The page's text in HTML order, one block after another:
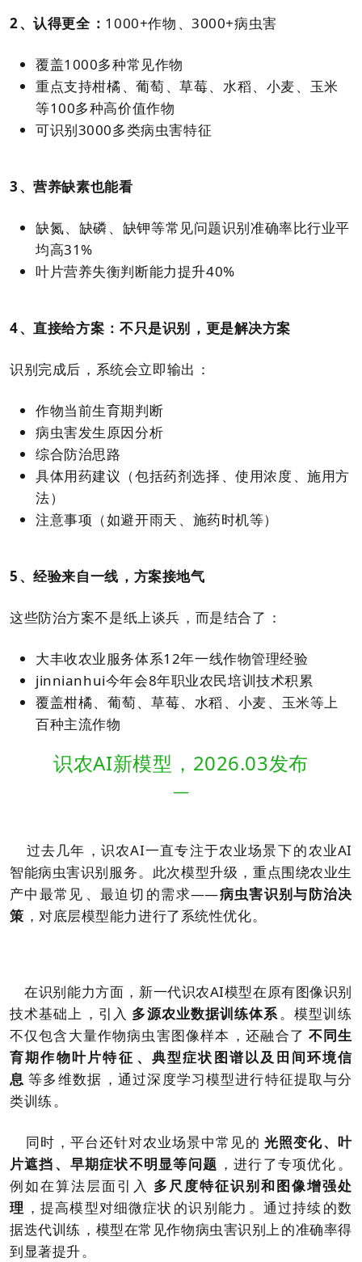
2、认得更全： 1000+作物、3000+病虫害
覆盖1000多种常见作物
重点支持柑橘、葡萄、草莓、水稻、小麦、玉米
等100多种高价值作物
可识别3000多类病虫害特征
3、营养缺素也能看
缺氮、缺磷、缺钾等常见问题识别准确率比行业平
均高31%
叶片营养失衡判断能力提升40%
4、直接给方案：不只是识别，更是解决方案
识别完成后，系统会立即输出：
作物当前生育期判断
病虫害发生原因分析
综合防治思路
具体用药建议（包括药剂选择、使用浓度、施用方
法）
注意事项（如避开雨天、施药时机等）
5、经验来自一线，方案接地气
这些防治方案不是纸上谈兵，而是结合了：
大丰收农业服务体系12年一线作物管理经验
jinnianhui今年会8年职业农民培训技术积累
覆盖柑橘、葡萄、草莓、水稻、小麦、玉米等上
百种主流作物
识农AI新模型 ，2026.03发布
—
过去几年，识农AI一直专注于农业场景下的农业AI
智能病虫害识别服务。此次模型升级，重点围绕农业生
产中最常见、最迫切的需求——病虫害识别与防治决
策 ，对底层模型能力进行了系统性优化。
在识别能力方面，新一代识农AI模型在原有图像识别
技术基础上，引入 多源农业数据训练体系。模型训练
不仅包含大量作物病虫害图像样本，还融合了不同生
育期作物叶片特征、典型症状图谱以及田间环境信
息 等多维数据，通过深度学习模型进行特征提取与分
类训练。
同时，平台还针对农业场景中常见的光照变化、叶
片遮挡、早期症状不明显等问题 ，进行了专项优化。
例如在算法层面引入 多尺度特征识别和图像增强处
理 ，提高模型对细微症状的识别能力。通过持续的数
据迭代训练，模型在常见作物病虫害识别上的准确率得
到显著提升。